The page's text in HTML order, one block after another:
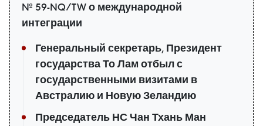
№ 59-NQ/TW о международной
интеграции
Генеральный секретарь, Президент
государства То Лам отбыл с
государственными визитами в
Австралию и Новую Зеландию
Председатель НС Чан Тхань Ман